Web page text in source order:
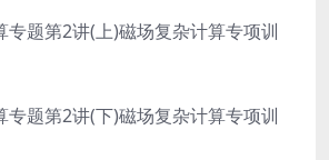
专题第2讲(上)磁场复杂计算专项训
专题第2讲(下)磁场复杂计算专项训